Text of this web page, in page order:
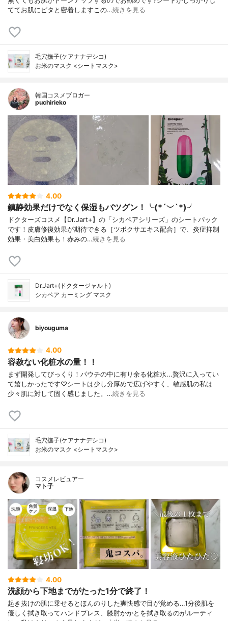
ててお肌にピタと密着しますこの…続きを見る
毛穴撫子(ケアナナデシコ)
お米のマスク <シートマスク>
韓国コスメブロガー
puchirieko
4.00
鎮静効果だけでなく保湿もバツグン！╰(*´︶`*)╯
ドクターズコスメ【Dr.Jart+】の「シカペアシリーズ」のシートパック
です！皮膚修復効果が期待できる［ツボクサエキス配合］で、炎症抑制
効果・美白効果も！赤みの…続きを見る
Dr.Jart+(ドクタージャルト)
シカペア カーミング マスク
biyouguma
4.00
容赦ない化粧水の量！！
まず開発してびっくり！パウチの中に有り余る化粧水...贅沢に入ってい
て嬉しかったです♡シートは少し分厚めで広げやすく、敏感肌の私は
少々肌に対して固く感じました。…続きを見る
毛穴撫子(ケアナナデシコ)
お米のマスク <シートマスク>
コスメレビュアー
マト子
4.00
洗顔から下地までがたった1分で終了！
起き抜けの肌に乗せるとほんのりした爽快感で目が覚める…1分後肌を
優しく拭き取ってハンドプレス、膝肘かかとを拭き取るのがルーティ